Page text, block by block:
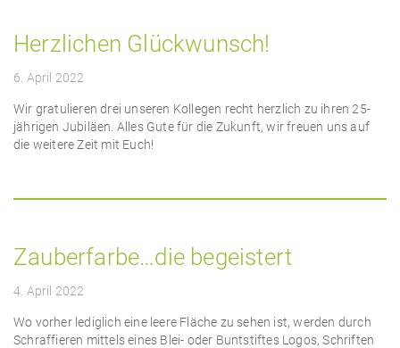
Herzlichen Glückwunsch!
6. April 2022
Wir gratulieren drei unseren Kollegen recht herzlich zu ihren 25-
jährigen Jubiläen. Alles Gute für die Zukunft, wir freuen uns auf
die weitere Zeit mit Euch!
Zauberfarbe…die begeistert
4. April 2022
Wo vorher lediglich eine leere Fläche zu sehen ist, werden durch
Schraffieren mittels eines Blei- oder Buntstiftes Logos, Schriften